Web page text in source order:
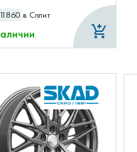
11860 в Сплит